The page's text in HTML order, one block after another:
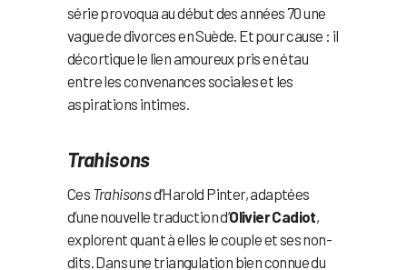
série provoqua au début des années 70 une
vague de divorces en Suède. Et pour cause : il
décortique le lien amoureux pris en étau
entre les convenances sociales et les
aspirations intimes.
Trahisons
Ces Trahisonsd’Harold Pinter, adaptées
d’une nouvelle traduction d’Olivier Cadiot,
explorent quant à elles le couple et ses non-
dits. Dans une triangulation bien connue du